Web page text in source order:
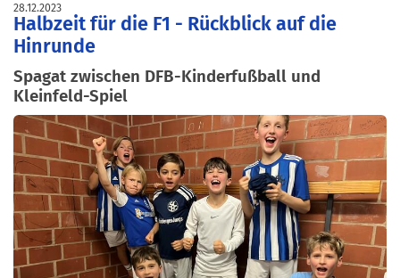
28.12.2023
Halbzeit für die F1 - Rückblick auf die
Hinrunde
Spagat zwischen DFB-Kinderfußball und
Kleinfeld-Spiel